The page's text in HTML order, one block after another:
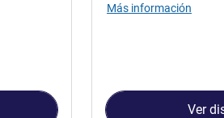
Más información
Ver